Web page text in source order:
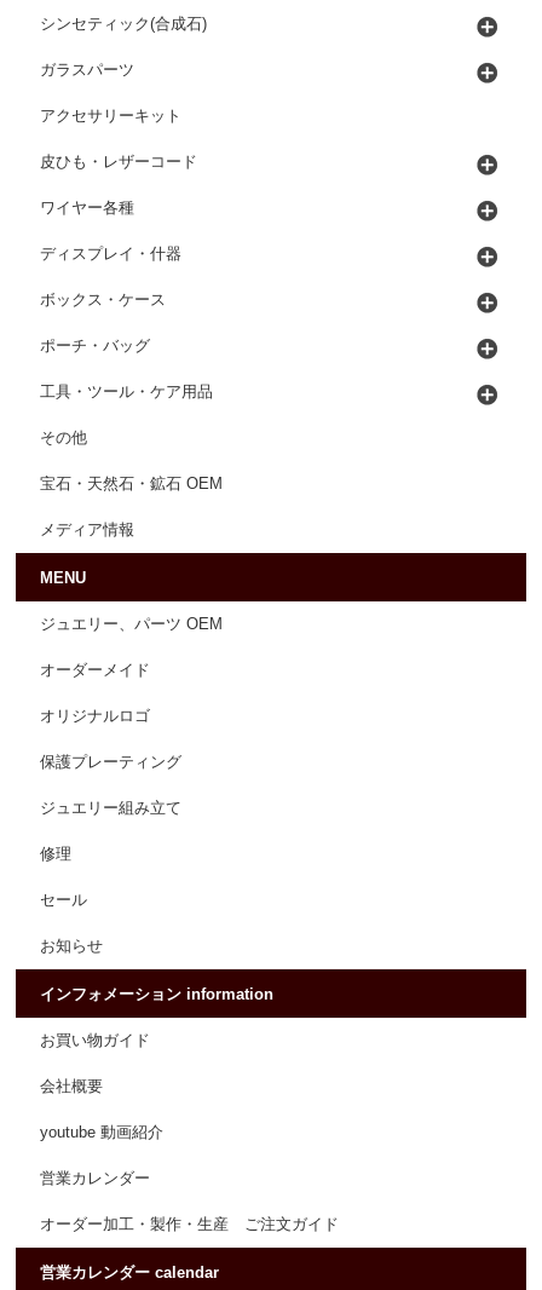
シンセティック(合成石)
ガラスパーツ
アクセサリーキット
皮ひも・レザーコード
ワイヤー各種
ディスプレイ・什器
ボックス・ケース
ポーチ・バッグ
工具・ツール・ケア用品
その他
宝石・天然石・鉱石 OEM
メディア情報
MENU
ジュエリー、パーツ OEM
オーダーメイド
オリジナルロゴ
保護プレーティング
ジュエリー組み立て
修理
セール
お知らせ
インフォメーション information
お買い物ガイド
会社概要
youtube 動画紹介
営業カレンダー
オーダー加工・製作・生産 ご注文ガイド
営業カレンダー calendar